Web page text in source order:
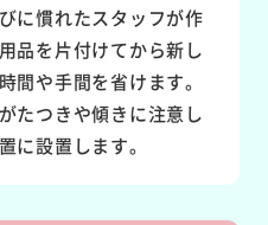
に慣れたスタッフが作
品を片付けてから新し
間や手間を省けます。
たつきや傾きに注意し
に設置します。